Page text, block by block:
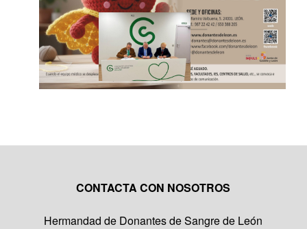
CONTACTA CON NOSOTROS
Hermandad de Donantes de Sangre de León